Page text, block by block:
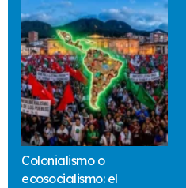
Colonialismo o
ecosocialismo: el